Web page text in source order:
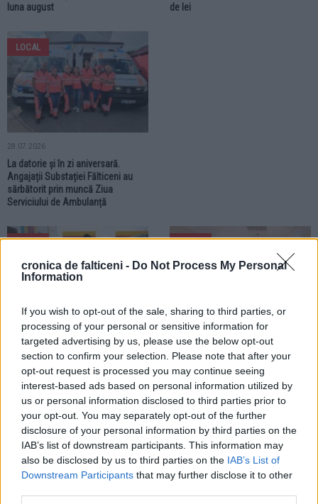
cronica de falticeni - Do Not Process My Personal
Information
If you wish to opt-out of the sale, sharing to third parties, or
processing of your personal or sensitive information for
targeted advertising by us, please use the below opt-out
section to confirm your selection. Please note that after your
opt-out request is processed you may continue seeing
interest-based ads based on personal information utilized by
us or personal information disclosed to third parties prior to
your opt-out. You may separately opt-out of the further
disclosure of your personal information by third parties on the
IAB’s list of downstream participants. This information may
also be disclosed by us to third parties on the IAB’s List of
Downstream Participants that may further disclose it to other
luna august
de lei
LOCAL
28.07.2026
La datorie și în zi aniversară.
Angajații Substației Fălticeni au
sărbătorit prin muncă Ziua
Serviciului de Ambulanță
LOCAL
28.07.2026
Motorina trece pragul de 10 lei pe
litru. Prețurile la stațiile de
carburanți din Fălticeni continuă să
crească
LOCAL
28.07.2026
Angajații Spitalului Municipal
Fălticeni au intrat în grevă generală.
Pacienții unității medicale nu au
fost afectați
LOCAL